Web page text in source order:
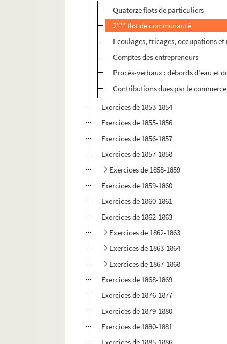
Quatorze flots de particuliers
2ème flot de communauté
Ecoulages, tricages, occupations et
Comptes des entrepreneurs
Procès-verbaux : débords d'eau et
Contributions dues par le
Exercices de 1853-1854
Exercices de 1855-1856
Exercices de 1856-1857
Exercices de 1857-1858
Exercices de 1858-1859
Exercices de 1859-1860
Exercices de 1860-1861
Exercices de 1862-1863
Exercices de 1862-1863
Exercices de 1863-1864
Exercices de 1867-1868
Exercices de 1868-1869
Exercices de 1876-1877
Exercices de 1879-1880
Exercices de 1880-1881